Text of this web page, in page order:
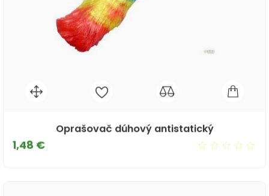
Oprašovač dúhový antistatický
1,48 €Cena